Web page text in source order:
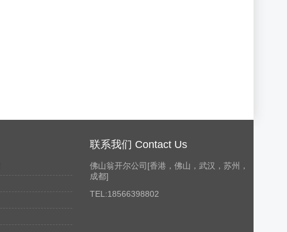
联系我们 Contact Us
佛山翁开尔公司[香港，佛山，武汉，苏州，
成都]
TEL:18566398802